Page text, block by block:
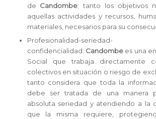
de Candombe; tanto los objetivos
aquellas actividades y recursos,
materiales, necesarios para su
Profesionalidad-seriedad-
confidencialidad: Candombees una
Social que trabaja directamente
colectivos en situación o riesgo de
tanto considera que toda la
debe ser tratada de una manera
absoluta seriedad y atendiendo a la
que la misma requiere,